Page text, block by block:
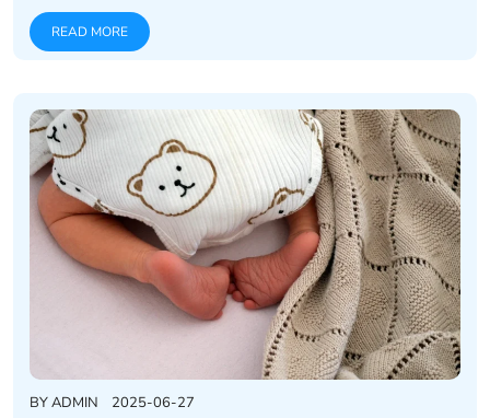
READ MORE
BYADMIN 2025-06-27